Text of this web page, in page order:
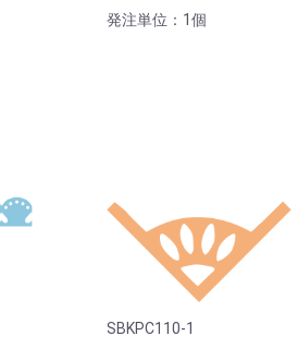
発注単位：1個
SBKPC110-1